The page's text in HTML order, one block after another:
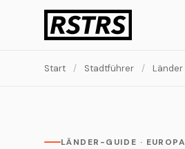
Start / Stadtführer / Länder
LÄNDER-GUIDE · EUROPA